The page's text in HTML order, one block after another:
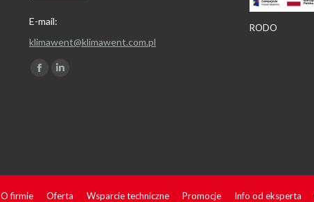
E-mail:
klimawent@klimawent.com.pl
Znajdź nas na:
Facebook
RODO
O firmie Oferta Wsparcie techniczne Promocje Info od eksperta